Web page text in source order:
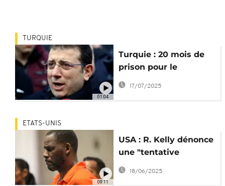
01:04
TURQUIE
Turquie : 20 mois de
prison pour le
principal rival
d’Erdogan
17/07/2025
00:11
ETATS-UNIS
USA : R. Kelly dénonce
une "tentative
d’assassinat" en
prison
18/06/2025